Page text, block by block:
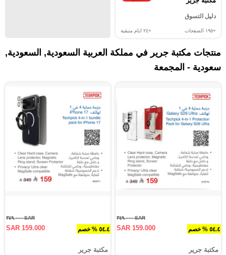
دليل التسوق
+١٩٥ الصفحات +٢٤ ايام متبقية
منتجات مكتبة جرير في مملكة العربية السعودية, السعودية,
سعودية - المجمعة
٥٤.٤ % خصم
SAR ٣٤٩.٠٠٠
SAR 159.000
مكتبة جرير
٥٤.٤ % خصم
SAR ٣٤٩.٠٠٠
SAR 159.000
مكتبة جرير